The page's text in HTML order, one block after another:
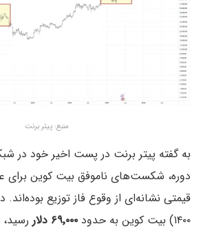
منبع: پیتر برنت
دوره، شکست‌های ناموفق بیت کوین برای
۱۴۰۰) بیت کوین به حدود
۶۹٬۰۰۰ دلار